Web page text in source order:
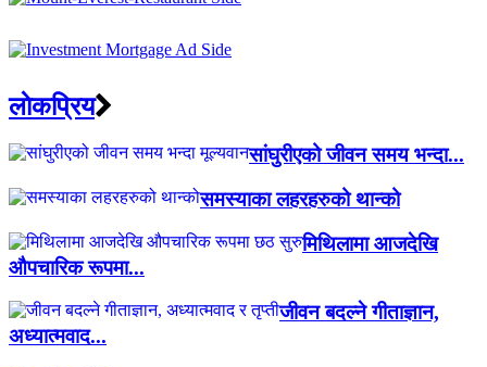
लाेकप्रिय
सांघुरीएको जीवन समय भन्दा...
समस्याका लहरहरुको थान्को
मिथिलामा आजदेखि
औपचारिक रूपमा...
जीवन बदल्ने गीताज्ञान,
अध्यात्मवाद...